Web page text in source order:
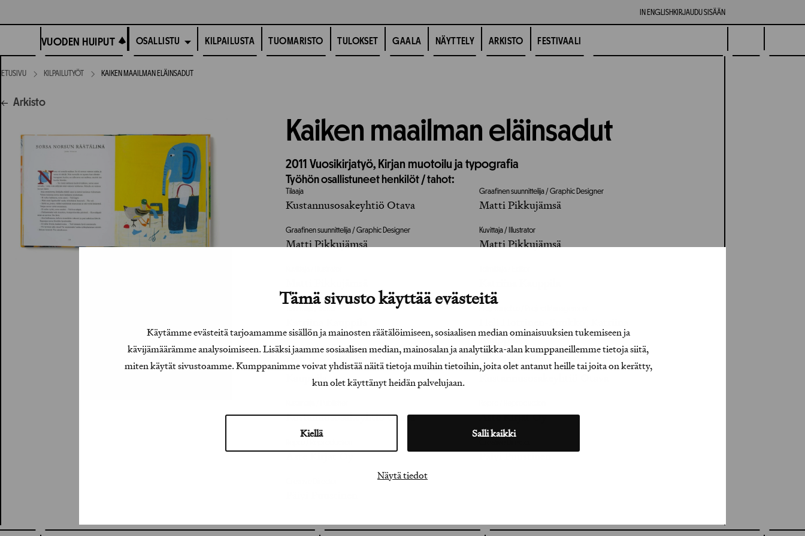
Tämä sivusto käyttää evästeitä
Käytämme evästeitä tarjoamamme sisällön ja mainosten räätälöimiseen, sosiaalisen median ominaisuuksien tukemiseen ja
kävijämäärämme analysoimiseen. Lisäksi jaamme sosiaalisen median, mainosalan ja analytiikka-alan kumppaneillemme tietoja siitä,
miten käytät sivustoamme. Kumppanimme voivat yhdistää näitä tietoja muihin tietoihin, joita olet antanut heille tai joita on kerätty,
kun olet käyttänyt heidän palvelujaan.
Kiellä Salli kaikki
Näytä tiedot
suoraan
IN ENGLISH KIRJAUDU SISÄÄN
VUODEN HUIPUT
VUODEN HUIPUT OSALLISTU KILPAILUSTA TUOMARISTO TULOKSET GAALA NÄYTTELY ARKISTO FESTIVAALI
ETUSIVU KILPAILUTYÖT KAIKEN MAAILMAN ELÄINSADUT
Arkisto
Kaiken maailman eläinsadut
2011 Vuosikirjatyö, Kirjan muotoilu ja typografia
Työhön osallistuneet henkilöt / tahot:
Tilaaja
Kustannusosakeyhtiö Otava
Graafinen suunnittelija / Graphic Designer
Matti Pikkujämsä
Projektinjohto / Project Management
Heli Hottinen-Puukko, Katriina
Kauppila
Kustannusosakeyhtiö Otava
Aste Kirjat Oy
Graafinen suunnittelija / Graphic Designer
Matti Pikkujämsä
Kuvittaja / Illustrator
Matti Pikkujämsä
Kauppila
Kustantaja / Publisher
Aste Kirjat Oy
Päivi Puustinen